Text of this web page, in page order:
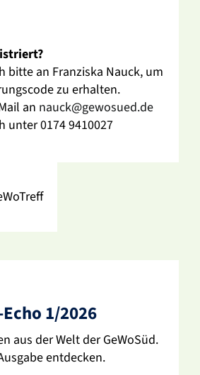
bitte an Fran­ziska Nauck, um
zu erhalten.
an nauck@gewosued.de
unter 0174 9410027
1/2026
aus der Welt der GeWoSüd.
entde­cken.